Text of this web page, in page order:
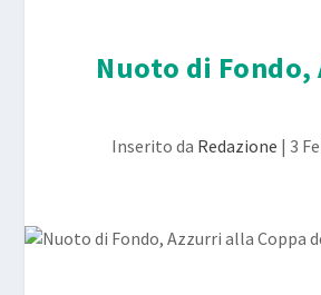
Nuoto di
Inserito da Redazione | 3